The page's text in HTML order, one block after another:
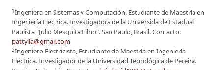
1Ingeniera en Sistemas y Computación, Estudiante de Maestría en
Ingeniería Eléctrica. Investigadora de la Universida de Estadual
Paulista "Julio Mesquita Filho". Sao Paulo, Brasil. Contacto:
pattylla@gmail.com
2Ingeniero Electricista, Estudiante de Maestría en Ingeniería
Eléctrica. Investigador de la Universidad Tecnológica de Pereira.